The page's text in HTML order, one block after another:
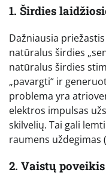
1. Širdies
Dažniausia
natūralus širdies
natūralus širdies
„pavargti“ ir
problema yra
elektros impulsas
skilvelių. Tai gali
raumens uždegimas
2. Vaistų poveikis